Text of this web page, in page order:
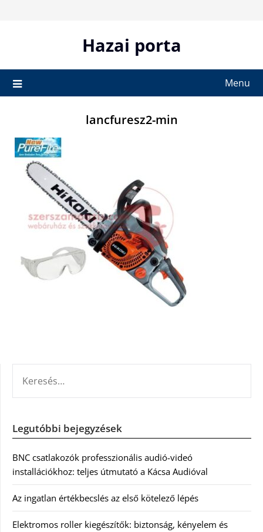
Hazai porta
Menu
lancfuresz2-min
Legutóbbi bejegyzések
BNC csatlakozók professzionális audió-videó
installációkhoz: teljes útmutató a Kácsa Audióval
Az ingatlan értékbecslés az első kötelező lépés
Elektromos roller kiegészítők: biztonság, kényelem és